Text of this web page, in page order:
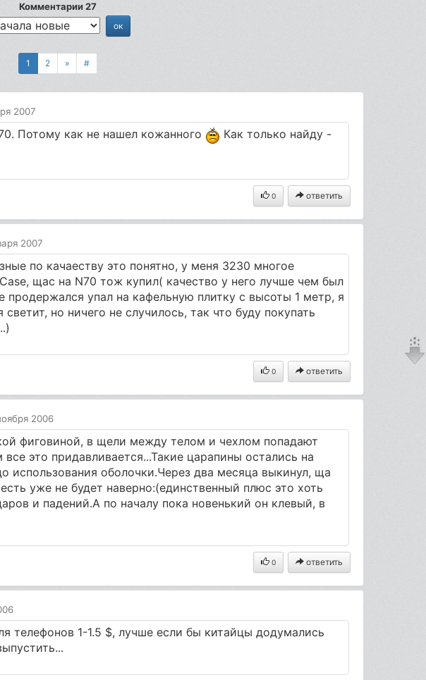
Комментарии 27
1 2 » #
2007
Потому как не нашел кожанного
Как только найду -
0 ответить
2007
по качаеству это понятно, у меня 3230 многое
щас на N70 тож купил( качество у него лучше чем был
продержался упал на кафельную плитку с высоты 1 метр, я
но ничего не случилось, так что буду покупать
0 ответить
2006
фиговиной, в щели между телом и чехлом попадают
это придавливается...Такие царапины остались на
использования оболочки.Через два месяца выкинул, ща
уже не будет наверно:(единственный плюс это хоть
и падений.А по началу пока новенький он клевый, в
0 ответить
телефонов 1-1.5 $, лучше если бы китайцы додумались